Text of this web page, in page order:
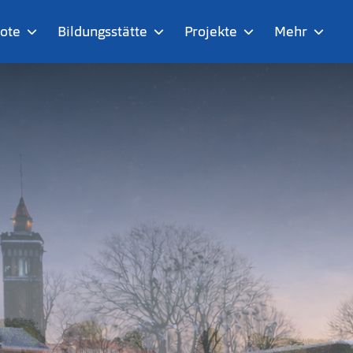
Bildungsstätte Projekte Mehr